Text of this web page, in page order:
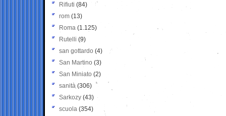
Rifiuti (84)
rom (13)
Roma (1.125)
Rutelli (9)
san gottardo (4)
San Martino (3)
San Miniato (2)
sanità (306)
Sarkozy (43)
scuola (354)